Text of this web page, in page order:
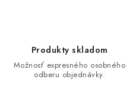
Produkty skladom
Možnosť expresného osobného
odberu objednávky.